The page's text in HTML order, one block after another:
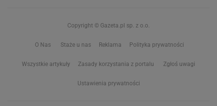
Copyright © Gazeta.pl sp. z o.o.
O Nas Staże u nas Reklama Polityka prywatności
Wszystkie artykuły Zasady korzystania z portalu Zgłoś uwagi
Ustawienia prywatności